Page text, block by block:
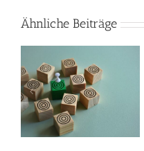
Ähnliche Beiträge
So verkleinerst du
Bilder in Photoshop
und machst deine
Webseite schneller